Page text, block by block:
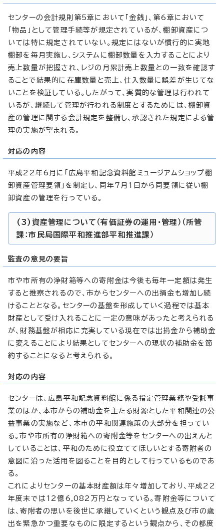
センターの会計規則第5章において「金銭」、第6章において
「物品」として管理手続等が規定されているが、棚卸資産につ
いては特に規定されていない。規定にはないが慣行的に実地
棚卸を毎月実施し、システムに棚卸数量を入力することにより
売上数量が把握され、レジの月累計売上数量との一致を確認す
ることで結果的に在庫数量と売上、仕入数量に誤差が生じてな
いことを検証している。したがって、実質的な管理は行われて
いるが、継続して管理が行われる制度とするためには、棚卸資
産の管理に関する会計規定を整備し、承認された規定による管
理の実施が望まれる。
対応の内容
平成22年6月に「広島平和記念資料館ミュージアムショップ棚
卸資産管理要領」を制定し、同年7月1日から同要領に従い棚
卸資産の管理を行っている。
(3)資産管理について（有価証券の運用・管理）（所管
課：市民局国際平和推進部平和推進課）
監査の意見の要旨
市や市所有の浄財箱等への寄附金は今後も毎年一定額は発生
すると推察されるので、市からセンターへの出捐金も増加し続
けることとなる。センターの基盤を形成していく過程では基本
財産として受け入れることに一定の意味があったと考えられる
が、財務基盤が相応に充実している現在では出捐金から補助金
に変えることにより結果としてセンターへの現状の補助金を節
約することになると考えられる。
対応の内容
センターは、広島平和記念資料館に係る指定管理業務や受託事
業のほか、本市からの補助金を主たる財源とした平和関連の公
益事業の実施など、本市の平和関連施策の大部分を担ってい
る。市や市所有の浄財箱への寄附金等をセンターへの出えんと
していることは、平和のために役立ててほしいとする寄附者の
意図に沿った活用を図ることを目的として行っているものであ
る。
これによりセンターの基本財産額は年々増加しており、平成22
年度末では12億6,082万円となっている。寄附金等について
は、寄附者の思いを後世に承継していくという観点及び市の歳
出を緊急かつ重要なものに限定するという観点から、その都度